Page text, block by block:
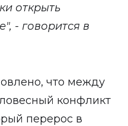
открыть
- говорится в
что между
конфликт
перерос в